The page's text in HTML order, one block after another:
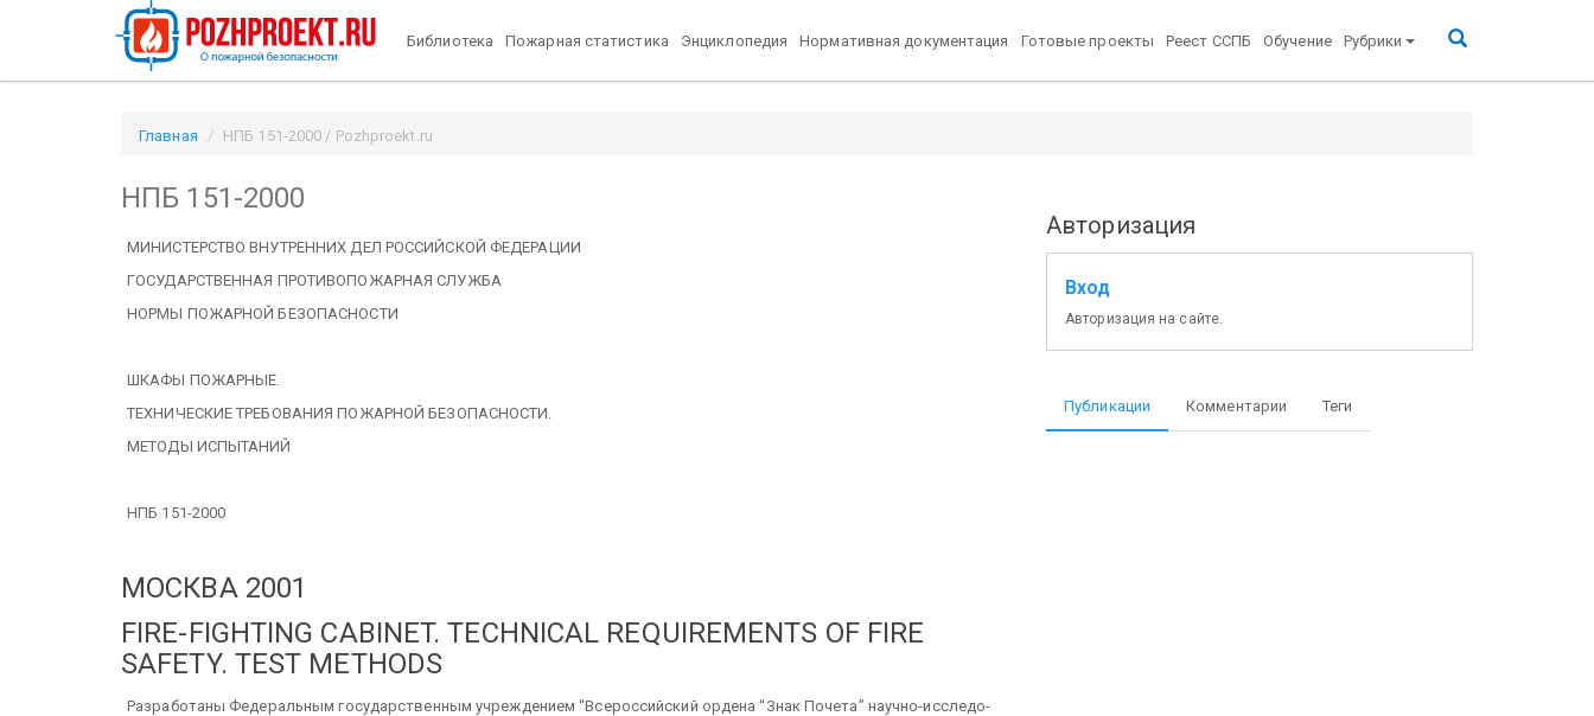
Библиотека Пожарная статистика Энциклопедия Нормативная документация Готовые проекты Реест ССПБ Обучение Рубрики
Главная НПБ 151-2000 / Pozhproekt.ru
НПБ 151-2000
МИНИСТЕРСТВО ВНУТРЕННИХ ДЕЛ РОССИЙСКОЙ ФЕДЕРАЦИИ
ГОСУДАРСТВЕННАЯ ПРОТИВОПОЖАРНАЯ СЛУЖБА
НОРМЫ ПОЖАРНОЙ БЕЗОПАСНОСТИ
ШКАФЫ ПОЖАРНЫЕ.
ТЕХНИЧЕСКИЕ ТРЕБОВАНИЯ ПОЖАРНОЙ БЕЗОПАСНОСТИ.
МЕТОДЫ ИСПЫТАНИЙ
НПБ 151-2000
МОСКВА 2001
FIRE-FIGHTING CABINET. TECHNICAL REQUIREMENTS OF FIRE
SAFETY. TEST METHODS
Разработаны Федеральным государственным учреждением “Всероссийский ордена “Знак Почета” научно-исследо-
Авторизация
Вход
Авторизация на сайте.
Публикации Комментарии Теги